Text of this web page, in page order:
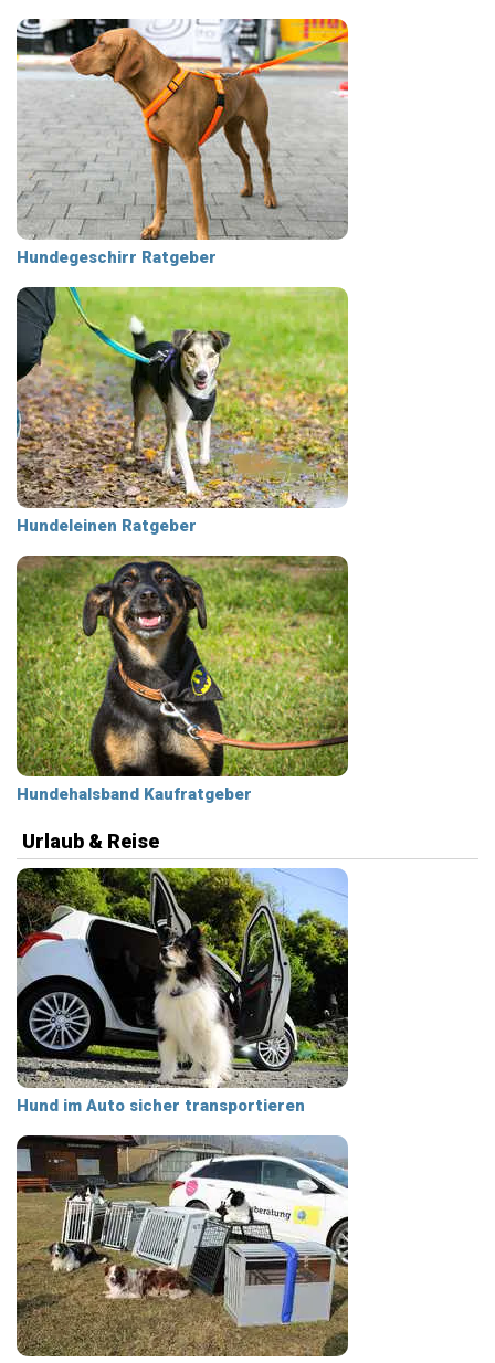
Hundegeschirr Ratgeber
Hundeleinen Ratgeber
Hundehalsband Kaufratgeber
Urlaub & Reise
Hund im Auto sicher transportieren